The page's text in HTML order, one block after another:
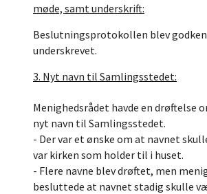
møde, samt underskrift:
Beslutningsprotokollen blev
underskrevet.
3. Nyt navn til Samlingsstedet:
Menighedsrådet havde en drøftelse
nyt navn til Samlingsstedet.
- Der var et ønske om at navnet
var kirken som holder til i huset.
- Flere navne blev drøftet, men
besluttede at navnet stadig skulle